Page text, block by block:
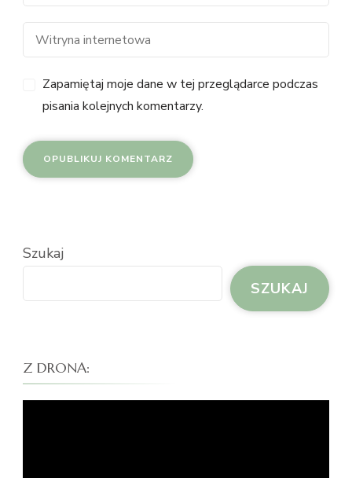
Zapamiętaj moje dane w tej przeglądarce podczas
pisania kolejnych komentarzy.
Szukaj
SZUKAJ
Z DRONA: